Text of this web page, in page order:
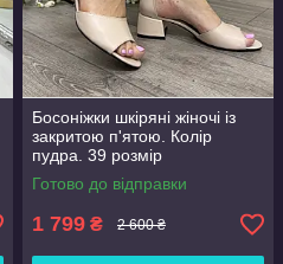
Босоніжки шкіряні жіночі із
закритою п'ятою. Колір
пудра. 39 розмір
Готово до відправки
1 799 ₴ 2 600 ₴